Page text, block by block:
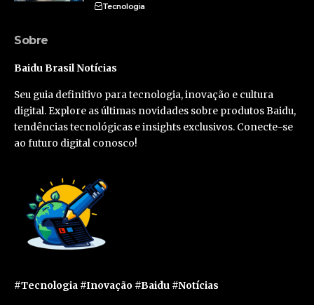
Tecnologia
Sobre
Baidu Brasil Notícias
Seu guia definitivo para tecnologia, inovação e cultura
digital. Explore as últimas novidades sobre produtos Baidu,
tendências tecnológicas e insights exclusivos. Conecte-se
ao futuro digital conosco!
#Tecnologia #Inovação #Baidu #Notícias